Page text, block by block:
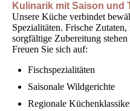
Kulinarik mit Saison und
Unsere Küche verbindet
Spezialitäten. Frische
sorgfältige Zubereitung
Freuen Sie sich auf:
Fischspezialitäten
Saisonale Wildgerichte
Regionale